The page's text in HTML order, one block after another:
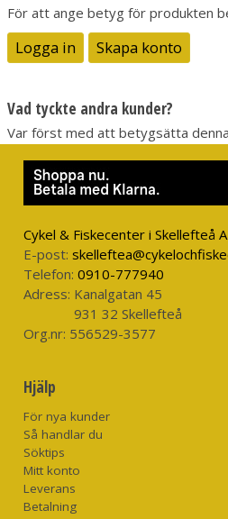
För att ange betyg för produkten
Logga in Skapa konto
Vad tyckte andra kunder?
Var först med att betygsätta
Cykel & Fiskecenter i Skellefteå
E-post:
Telefon: 0910-777940
Adress: Kanalgatan 45
931 32 Skellefteå
Org.nr: 556529-3577
Hjälp
För nya kunder
Så handlar du
Söktips
Mitt konto
Leverans
Betalning